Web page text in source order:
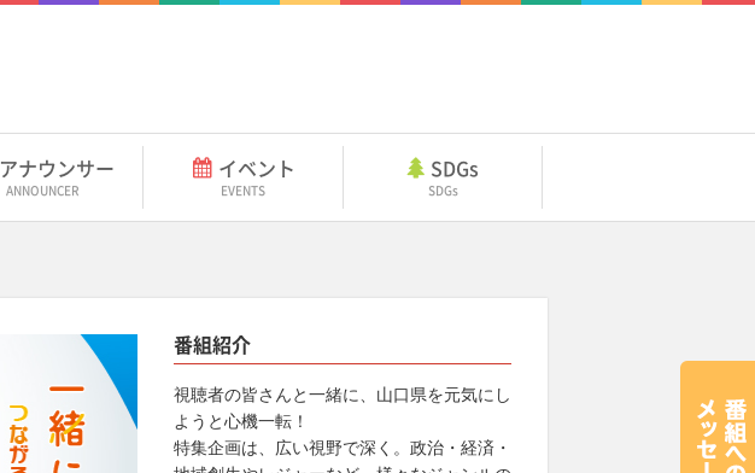
アナウンサー
ANNOUNCER
イベント
EVENTS
SDGs
SDGs
番組紹介
視聴者の皆さんと一緒に、山口県を元気にし
ようと心機一転！
特集企画は、広い視野で深く。政治・経済・